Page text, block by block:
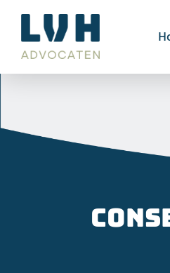
inhoud